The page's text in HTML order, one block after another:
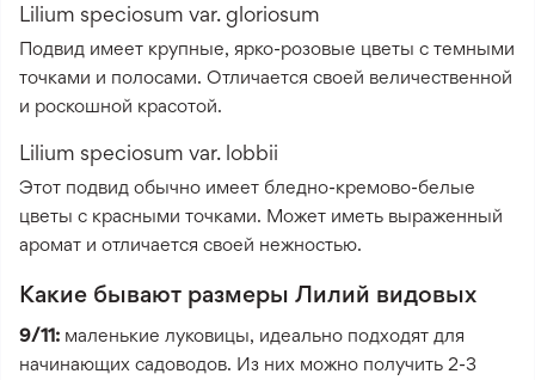
Lilium speciosum var. gloriosum
Подвид имеет крупные, ярко-розовые цветы с темными
точками и полосами. Отличается своей величественной
и роскошной красотой.
Lilium speciosum var. lobbii
Этот подвид обычно имеет бледно-кремово-белые
цветы с красными точками. Может иметь выраженный
аромат и отличается своей нежностью.
Какие бывают размеры Лилий видовых
9/11: маленькие луковицы, идеально подходят для
начинающих садоводов. Из них можно получить 2-3